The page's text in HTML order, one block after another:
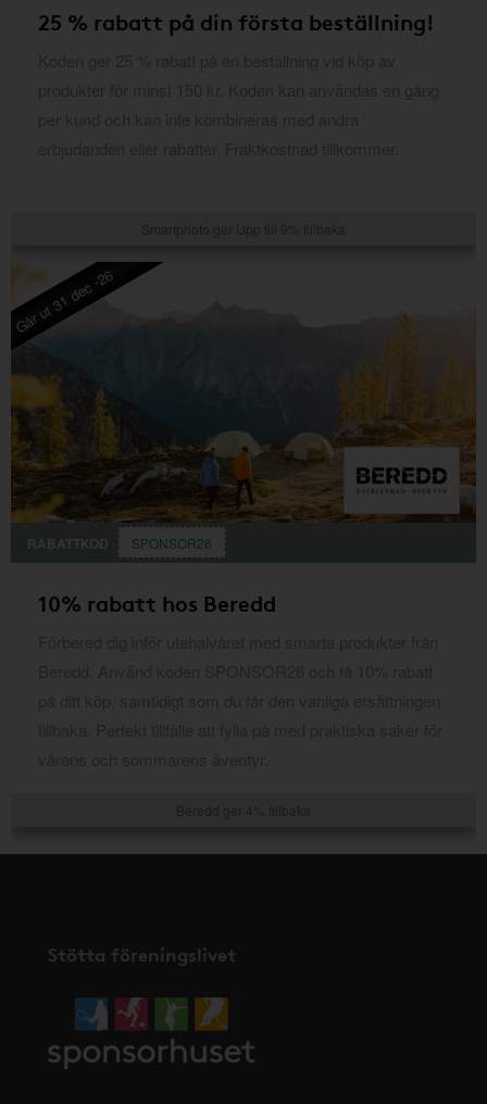
25 % rabatt på din första beställning!
Går ut 31 dec -26
RABATTKOD SPONSOR26
10% rabatt hos Beredd
Stötta föreningslivet